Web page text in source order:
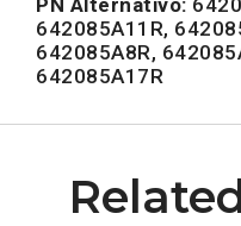
642085A11R,
642085A8R,
642085A17R